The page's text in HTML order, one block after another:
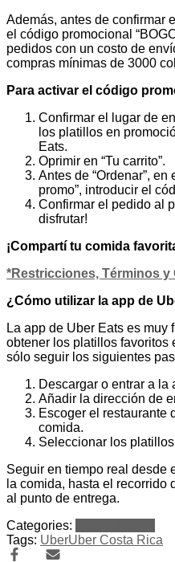
Además, antes de confirmar
el código promocional
pedidos con un costo de
compras mínimas de 3000
Para activar el código
Confirmar el lugar de
los platillos en
Eats.
Oprimir en “Tu carrito”.
Antes de “Ordenar”,
promo”, introducir el
Confirmar el pedido al
disfrutar!
¡Compartí tu comida
*Restricciones, Términos
¿Cómo utilizar la app de
La app de Uber Eats es muy
obtener los platillos favoritos
sólo seguir los siguientes
Descargar o entrar a la
Añadir la dirección de
Escoger el restaurante
comida.
Seleccionar los
Seguir en tiempo real desde
la comida, hasta el
al punto de entrega.
Categories:
Tags: UberUber Costa Rica